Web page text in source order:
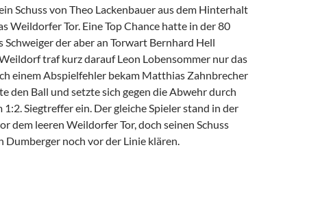
Schuss von Theo Lackenbauer aus dem Hinterhalt
Weildorfer Tor. Eine Top Chance hatte in der 80
Schweiger der aber an Torwart Bernhard Hell
traf kurz darauf Leon Lobensommer nur das
einem Abspielfehler bekam Matthias Zahnbrecher
den Ball und setzte sich gegen die Abwehr durch
1:2. Siegtreffer ein. Der gleiche Spieler stand in der
dem leeren Weildorfer Tor, doch seinen Schuss
Dumberger noch vor der Linie klären.